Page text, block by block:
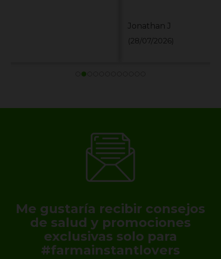
Me gustaría recibir consejos
de salud y promociones
exclusivas solo para
#farmainstantlovers